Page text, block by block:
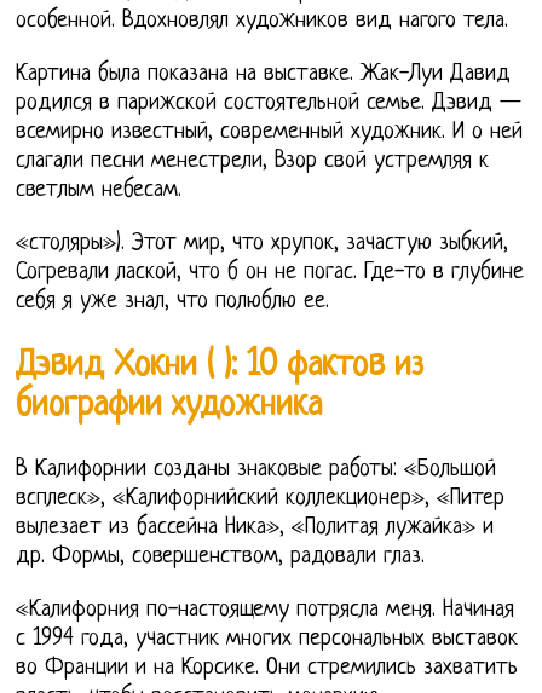
особенной. Вдохновлял художников вид нагого тела.
Картина была показана на выставке. Жак-Луи Давид
родился в парижской состоятельной семье. Дэвид —
всемирно известный, современный художник. И о ней
слагали песни менестрели, Взор свой устремляя к
светлым небесам.
«столяры»). Этот мир, что хрупок, зачастую зыбкий,
Согревали лаской, что б он не погас. Где-то в глубине
себя я уже знал, что полюблю ее.
Дэвид Хокни ( ): 10 фактов из
биографии художника
В Калифорнии созданы знаковые работы: «Большой
всплеск», «Калифорнийский коллекционер», «Питер
вылезает из бассейна Ника», «Политая лужайка» и
др. Формы, совершенством, радовали глаз.
«Калифорния по-настоящему потрясла меня. Начиная
с 1994 года, участник многих персональных выставок
во Франции и на Корсике. Они стремились захватить